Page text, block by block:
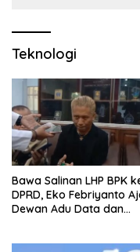
Teknologi
Bawa Salinan LHP BPK
DPRD, Eko Febriyanto
Dewan Adu Data dan